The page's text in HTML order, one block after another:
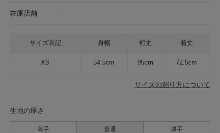
在庫店舗 -
サイズ表記 身幅 裄丈 着丈
XS 54.5cm 95cm 72.5cm
サイズの測り方について
生地の厚さ
薄手 普通 厚手